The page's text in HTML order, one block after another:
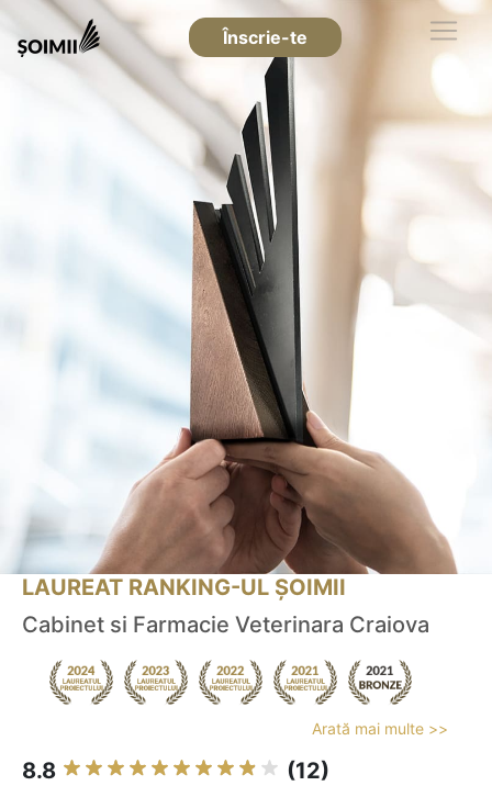
Înscrie-te
LAUREAT RANKING-UL ȘOIMII
Cabinet si Farmacie Veterinara Craiova
Arată mai multe >>
8.8 (12)